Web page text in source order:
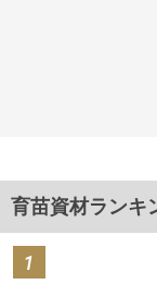
育苗資材ランキ